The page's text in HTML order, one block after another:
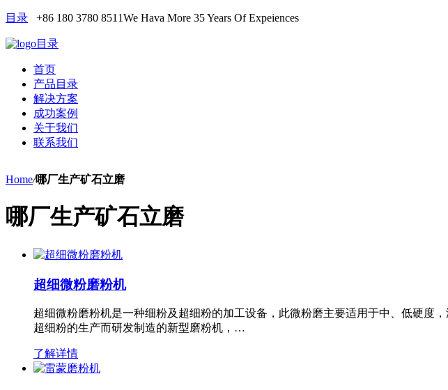
目录 +86 180 3780 8511We Hava More 35 Years Of Expeiences
目录
首页
产品目录
解决方案
成功案例
关于我们
联系我们
Home/哪厂生产矿石立磨
哪厂生产矿石立磨
超细微粉磨粉机
超细微粉磨粉机是一种细粉及超细粉的加工设备，此微粉磨主要适用于中、低硬度
超细粉的生产而研发制造的新型磨粉机，…
了解详情